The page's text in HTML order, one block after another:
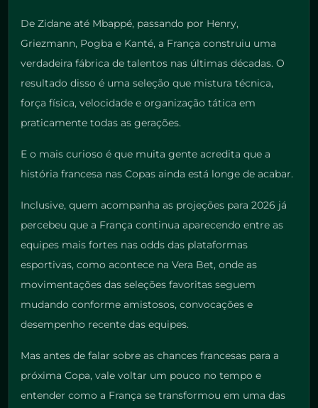
De Zidane até Mbappé, passando por Henry,
Griezmann, Pogba e Kanté, a França construiu uma
verdadeira fábrica de talentos nas últimas décadas. O
resultado disso é uma seleção que mistura técnica,
força física, velocidade e organização tática em
praticamente todas as gerações.
E o mais curioso é que muita gente acredita que a
história francesa nas Copas ainda está longe de acabar.
Inclusive, quem acompanha as projeções para 2026 já
percebeu que a França continua aparecendo entre as
equipes mais fortes nas odds das plataformas
esportivas, como acontece na Vera Bet, onde as
movimentações das seleções favoritas seguem
mudando conforme amistosos, convocações e
desempenho recente das equipes.
Mas antes de falar sobre as chances francesas para a
próxima Copa, vale voltar um pouco no tempo e
entender como a França se transformou em uma das